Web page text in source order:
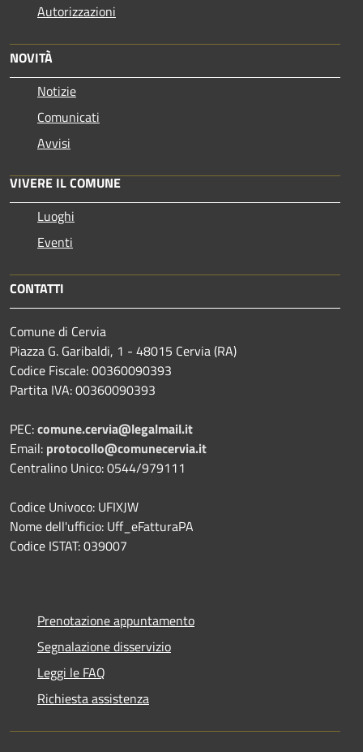
Autorizzazioni
NOVITÀ
Notizie
Comunicati
Avvisi
VIVERE IL COMUNE
Luoghi
Eventi
CONTATTI
Comune di Cervia
Piazza G. Garibaldi, 1 - 48015 Cervia (RA)
Codice Fiscale: 00360090393
Partita IVA: 00360090393
PEC:comune.cervia@legalmail.it
Email: protocollo@comunecervia.it
Centralino Unico: 0544/979111
Codice Univoco: UFIXJW
Nome dell'ufficio: Uff_eFatturaPA
Codice ISTAT: 039007
Prenotazione appuntamento
Segnalazione disservizio
Leggi le FAQ
Richiesta assistenza